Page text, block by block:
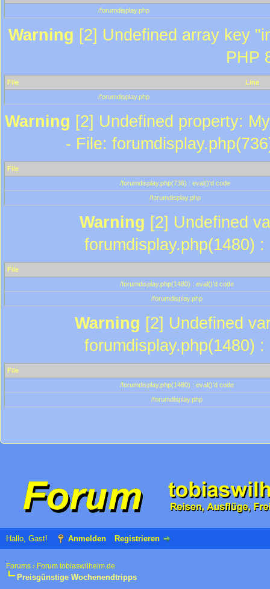
/forumdisplay.php
Warning [2] Undefined array key
PHP
File
Line
/forumdisplay.php
Warning [2] Undefined property:
- File:
File
/forumdisplay.php(736) : eval()'d code
/forumdisplay.php
Warning [2] Undefined
forumdisplay.php(1480)
File
/forumdisplay.php(1480) : eval()'d code
/forumdisplay.php
Warning [2] Undefined
forumdisplay.php(1480)
File
/forumdisplay.php(1480) : eval()'d code
/forumdisplay.php
Hallo, Gast! Anmelden Registrieren
Forums › Forum tobiaswilhelm.de
Preisgünstige Wochenendtripps